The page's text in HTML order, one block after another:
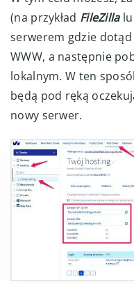
(na przykład FileZilla
serwerem gdzie dotąd
WWW, a następnie
lokalnym. W ten
będą pod ręką
nowy serwer.